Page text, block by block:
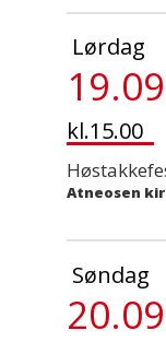
Lørdag
19.09
kl.15.00
Atneosen
Søndag
20.09